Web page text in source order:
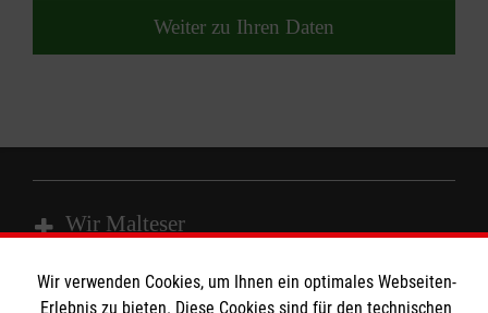
Weiter zu Ihren Daten
Wir Malteser
Spenden & Helfen
Wir verwenden Cookies, um Ihnen ein optimales Webseiten-
Erlebnis zu bieten. Diese Cookies sind für den technischen